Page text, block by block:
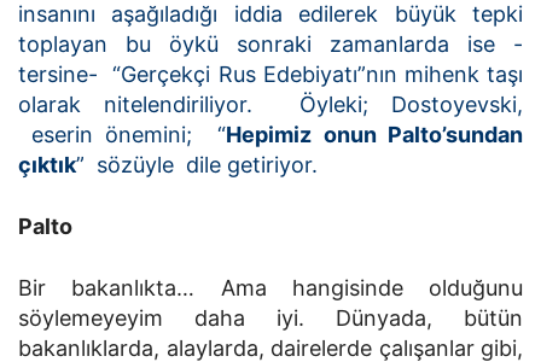
insanını aşağıladığı iddia edilerek büyük tepki
toplayan bu öykü sonraki zamanlarda ise -
tersine- “Gerçekçi Rus Edebiyatı”nın mihenk taşı
olarak nitelendiriliyor. Öyleki; Dostoyevski,
eserin önemini; “Hepimiz onun Palto’sundan
çıktık” sözüyle dile getiriyor.
Palto
Bir bakanlıkta… Ama hangisinde olduğunu
söylemeyeyim daha iyi. Dünyada, bütün
bakanlıklarda, alaylarda, dairelerde çalışanlar gibi,